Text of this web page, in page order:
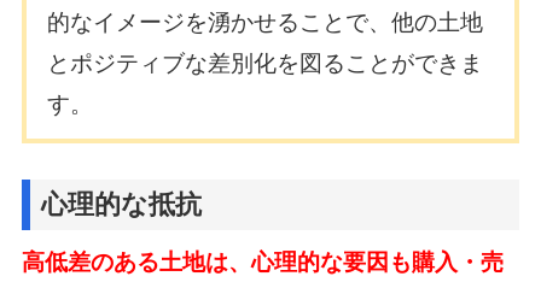
的なイメージを湧かせることで、他の土地
とポジティブな差別化を図ることができま
す。
心理的な抵抗
高低差のある土地は、心理的な要因も購入・売